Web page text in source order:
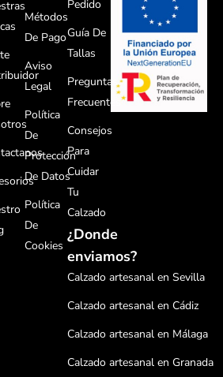
Métodos
De Pago
Aviso
Legal
Política
De
Protección
De Datos
Política
De
Cookies
Pedido
Guía De
Tallas
Preguntas
Frecuentes
Consejos
Para
Cuidar
Tu
Calzado
¿Donde
enviamos?
Calzado artesanal en Sevilla
Calzado artesanal en Cádiz
Calzado artesanal en Málaga
Calzado artesanal en Granada